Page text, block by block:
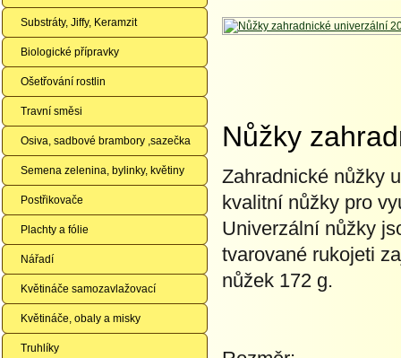
Substráty, Jiffy, Keramzit
Biologické přípravky
Ošetřování rostlin
Travní směsi
Osiva, sadbové brambory ,sazečka
Semena zelenina, bylinky, květiny
Postřikovače
Plachty a fólie
Nářadí
Květináče samozavlažovací
Květináče, obaly a misky
Truhlíky
Nůžky
Zahradnické nůžky
kvalitní nůžky pro
Univerzální nůžky
tvarované rukojeti
nůžek 172 g.